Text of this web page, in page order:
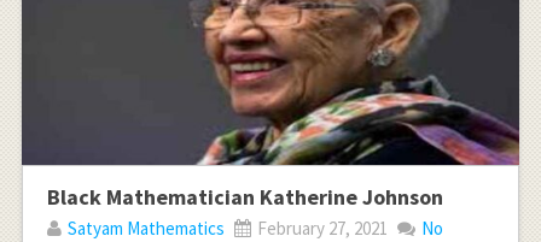
Black Mathematician Katherine Johnson
Satyam Mathematics February 27, 2021
No